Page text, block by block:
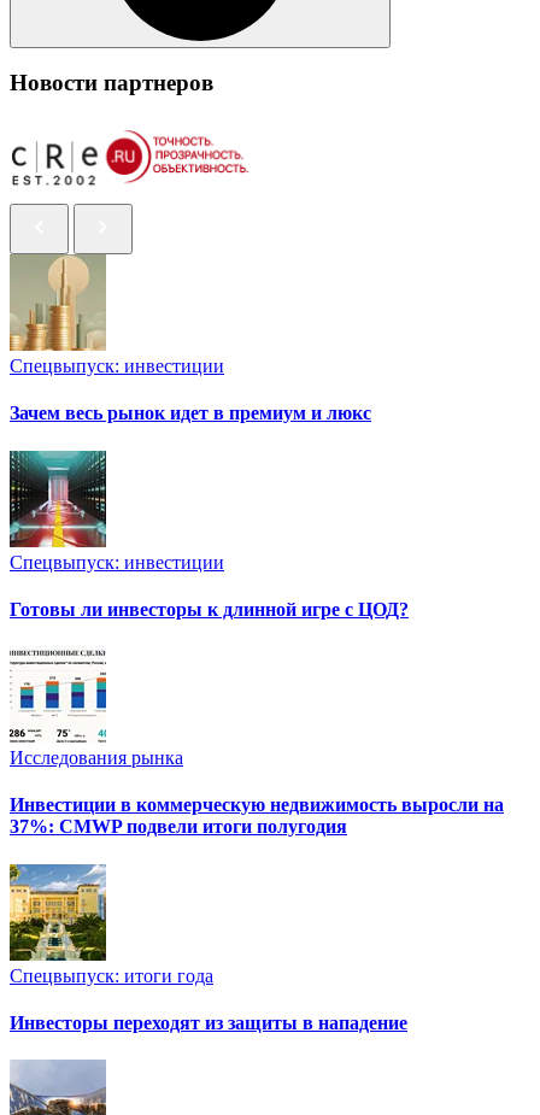
Новости партнеров
Спецвыпуск: инвестиции
Зачем весь рынок идет в премиум и люкс
Спецвыпуск: инвестиции
Готовы ли инвесторы к длинной игре с ЦОД?
Исследования рынка
Инвестиции в коммерческую недвижимость выросли на
37%: CMWP подвели итоги полугодия
Спецвыпуск: итоги года
Инвесторы переходят из защиты в нападение